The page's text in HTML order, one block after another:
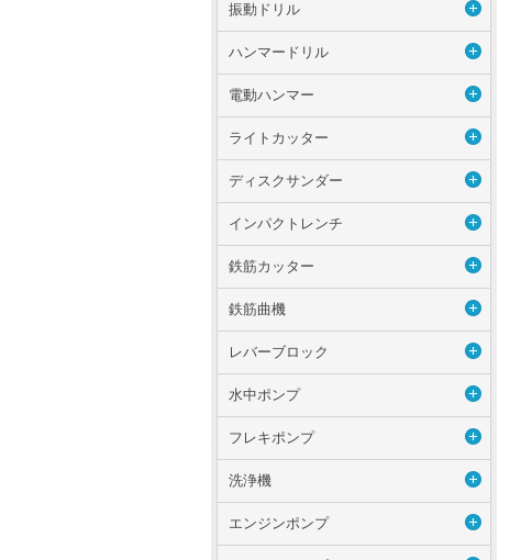
振動ドリル
ハンマードリル
電動ハンマー
ライトカッター
ディスクサンダー
インパクトレンチ
鉄筋カッター
鉄筋曲機
レバーブロック
水中ポンプ
フレキポンプ
洗浄機
エンジンポンプ